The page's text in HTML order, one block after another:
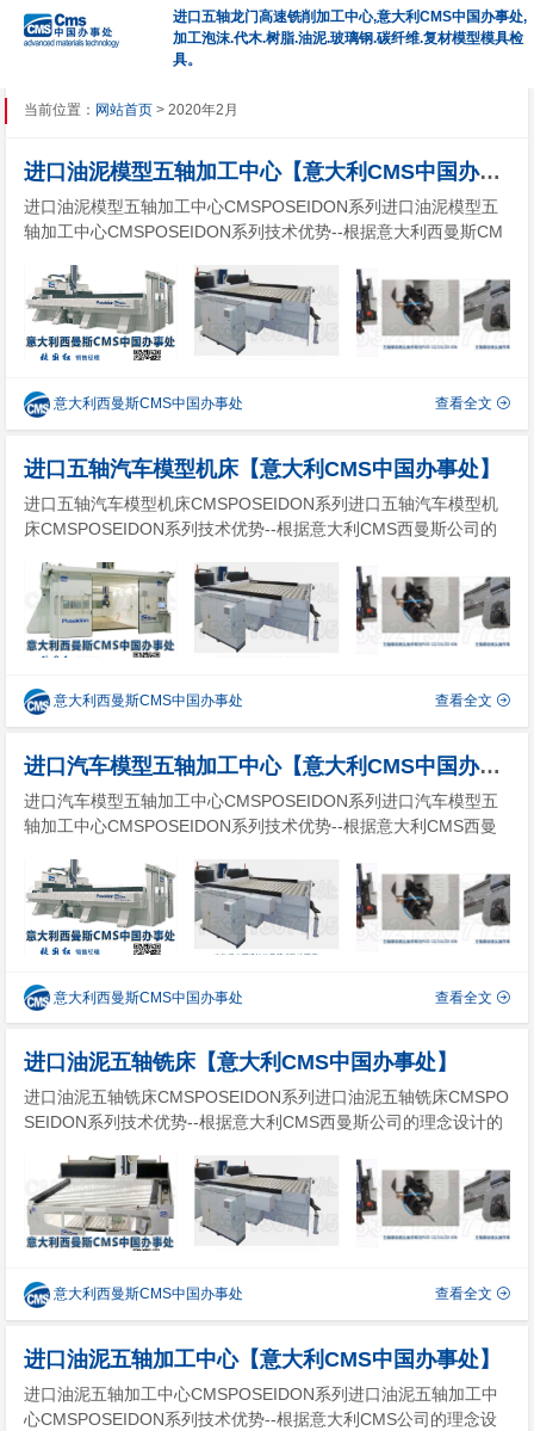
进口五轴龙门高速铣削加工中心,意大利CMS中国办事处,
加工泡沫.代木.树脂.油泥.玻璃钢.碳纤维.复材模型模具检
具。
当前位置： 网站首页 > 2020年2月
进口油泥模型五轴加工中心【意大利CMS中国办事处】
进口油泥模型五轴加工中心CMSPOSEIDON系列进口油泥模型五
轴加工中心CMSPOSEIDON系列技术优势--根据意大利西曼斯CM
可专门用于大型铝合金、轻合金和复合材料高速加工的进口五轴铣
削中心机床：该CNC五轴联动数控机床高速加...
查看全文
意大利西曼斯CMS中国办事处
进口五轴汽车模型机床【意大利CMS中国办事处】
进口五轴汽车模型机床CMSPOSEIDON系列进口五轴汽车模型机
床CMSPOSEIDON系列技术优势--根据意大利CMS西曼斯公司的
大型铝合金、轻合金和复合材料高速加工的进口五轴铣削中心机
床：该CNC五轴数控机床是航空航天和游艇赛艇模...
查看全文
意大利西曼斯CMS中国办事处
进口汽车模型五轴加工中心【意大利CMS中国办事处】
进口汽车模型五轴加工中心CMSPOSEIDON系列进口汽车模型五
轴加工中心CMSPOSEIDON系列技术优势--根据意大利CMS西曼
列，可专门用于大型铝合金、轻合金和复合材料高速加工的进口五
轴铣削中心机床：该CNC五轴数控机床是航空航天...
查看全文
意大利西曼斯CMS中国办事处
进口油泥五轴铣床【意大利CMS中国办事处】
进口油泥五轴铣床CMSPOSEIDON系列进口油泥五轴铣床CMSPO
SEIDON系列技术优势--根据意大利CMS西曼斯公司的理念设计的
合金和复合材料高速加工的进口五轴铣削中心机床：该CNC五轴数
控机床是航空航天和游艇赛艇模型、风电模具...
查看全文
意大利西曼斯CMS中国办事处
进口油泥五轴加工中心【意大利CMS中国办事处】
进口油泥五轴加工中心CMSPOSEIDON系列进口油泥五轴加工中
心CMSPOSEIDON系列技术优势--根据意大利CMS公司的理念设